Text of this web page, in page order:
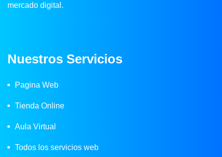
mercado digital.
Nuestros Servicios
Pagina Web
Tienda Online
Aula Virtual
Todos los servicios web